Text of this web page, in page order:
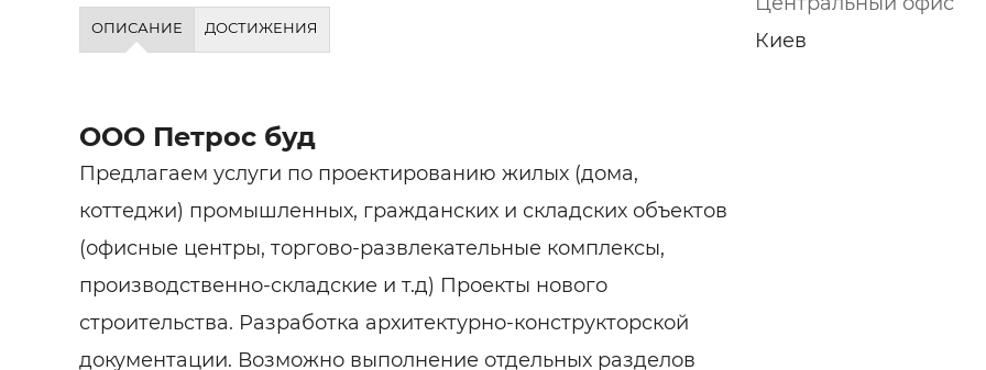
Кирпич, цемент,
ОПИСАНИЕ ДОСТИЖЕНИЯ
ООО Петрос буд
Предлагаем услуги по проектированию жилых (дома,
коттеджи) промышленных, гражданских и складских объектов
(офисные центры, торгово-развлекательные комплексы,
производственно-складские и т.д) Проекты нового
строительства. Разработка архитектурно-конструкторской
документации. Возможно выполнение отдельных разделов
Киев